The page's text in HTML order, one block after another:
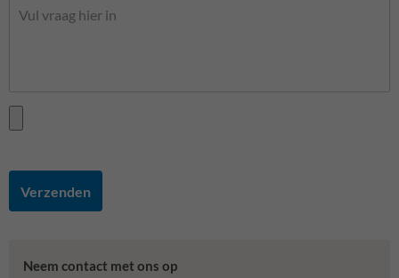
Verzenden
Neem contact met ons op